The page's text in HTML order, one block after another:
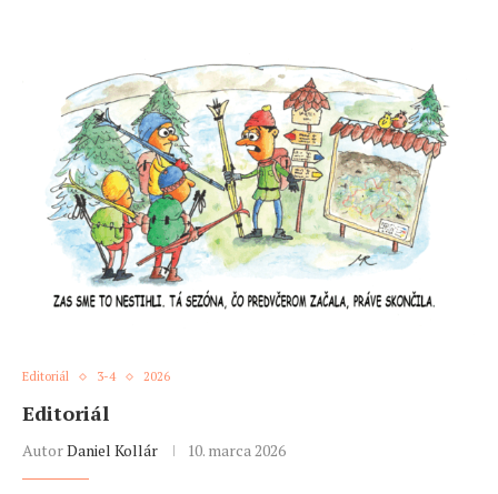
Editoriál 3-4 2026
Editoriál
AutorDaniel Kollár 10. marca 2026